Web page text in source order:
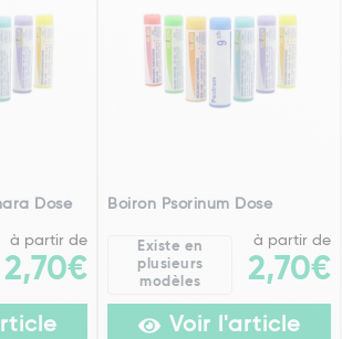
Dose
à partir de
2,70€
Boiron Psorinum Dose
Existe en
plusieurs
modèles
à partir de
2,70€
Voir l'article